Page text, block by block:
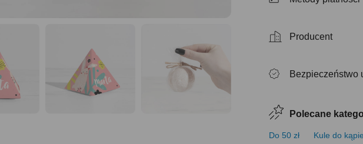
Producent
Bezpieczeństwo
Polecane
Do 50 zł Kule do